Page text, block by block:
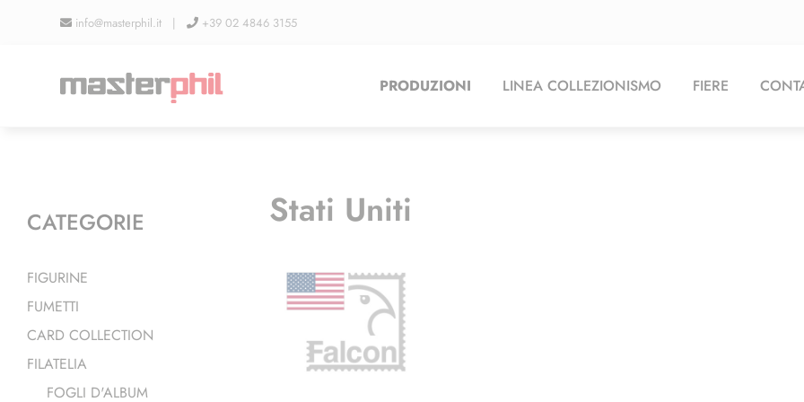
info@masterphil.it | +39 02 4846 3155
PRODUZIONI LINEA COLLEZIONISMO FIERE
Stati Uniti
CATEGORIE
FIGURINE
FUMETTI
CARD COLLECTION
FILATELIA
FOGLI D'ALBUM